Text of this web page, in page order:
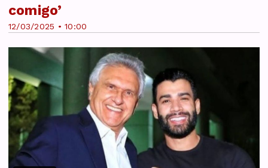
12/03/2025 • 10:00
comigo’